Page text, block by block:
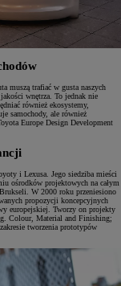
muszą trafiać w gusta naszych
wnętrza. To jednak nie
również ekosystemy,
samochody, ale również
Europe Design Development
i Lexusa. Jego siedziba mieści
ośrodków projektowych na całym
W 2000 roku przeniesiono
propozycji koncepcyjnych
europejskiej. Tworzy on projekty
Colour, Material and Finishing;
tworzenia prototypów